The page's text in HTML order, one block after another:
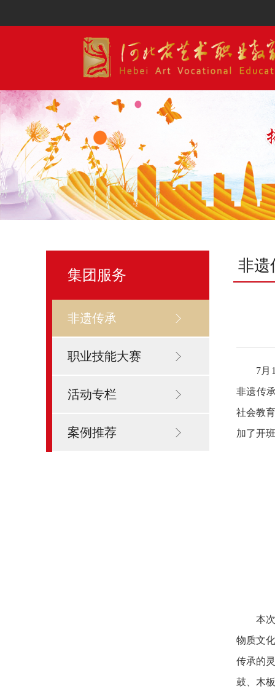
集团服务
非遗传承
职业技能大赛
活动专栏
案例推荐
非遗
7月
非遗传
社会教
加了开
本
物质文
传承的
鼓、木